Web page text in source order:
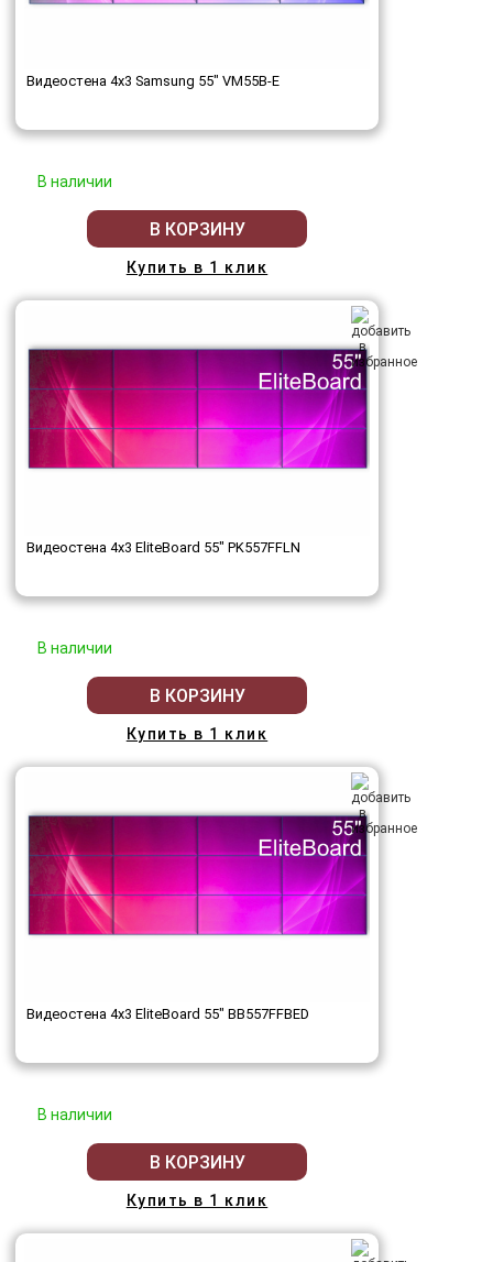
Видеостена 4x3 Samsung 55" VM55B-E
В наличии
В КОРЗИНУ
Купить в 1 клик
Видеостена 4x3 EliteBoard 55" PK557FFLN
В наличии
В КОРЗИНУ
Купить в 1 клик
Видеостена 4x3 EliteBoard 55" BB557FFBED
В наличии
В КОРЗИНУ
Купить в 1 клик